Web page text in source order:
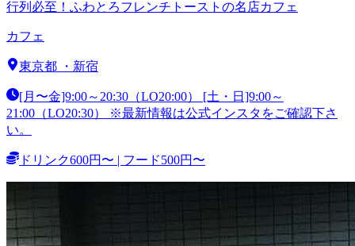
行列必至！ふわとろフレンチトーストの名店カフェ
カフェ
東京都 ・ 新宿
[月〜金]9:00～20:30（LO20:00） [土・日]9:00～
21:00（LO20:30） ※最新情報は公式インスタをご確認下さ
い。
ドリンク600円〜 | フード500円〜